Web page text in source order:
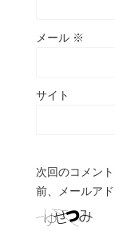
メール ※
サイト
次回のコメン
前、メールア